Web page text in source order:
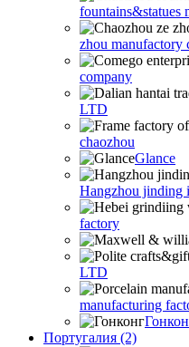
fountains&statues
zhou manufactory
company
LTD
chaozhou
Glance
Hangzhou jinding
factory
LTD
manufacturing
Португалия (2)